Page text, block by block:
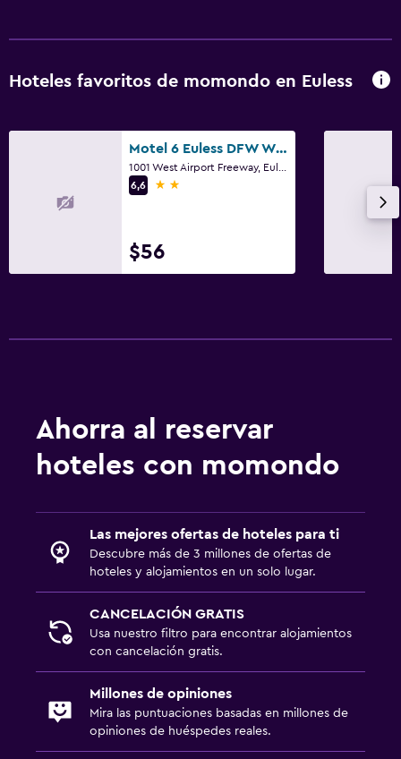
Hoteles favoritos de momondo en Euless
Motel 6 Euless DFW West
6,6
2 estrellas
$56
Ahorra al reservar
hoteles con momondo
Las mejores ofertas de hoteles para ti
Descubre más de 3 millones de ofertas de
hoteles y alojamientos en un solo lugar.
CANCELACIÓN GRATIS
Usa nuestro filtro para encontrar alojamientos
con cancelación gratis.
Millones de opiniones
Mira las puntuaciones basadas en millones de
opiniones de huéspedes reales.